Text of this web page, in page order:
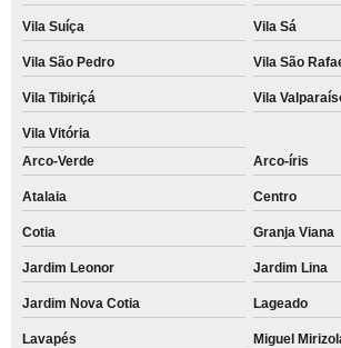
Vila Suíça Vila Sá
Vila São Pedro Vila São
Vila Tibiriçá Vila
Vila Vitória
Arco-Verde
Arco-íris
Atalaia Centro
Cotia Granja Viana
Jardim Leonor Jardim Lina
Jardim Nova Cotia Lageado
Lavapés Miguel